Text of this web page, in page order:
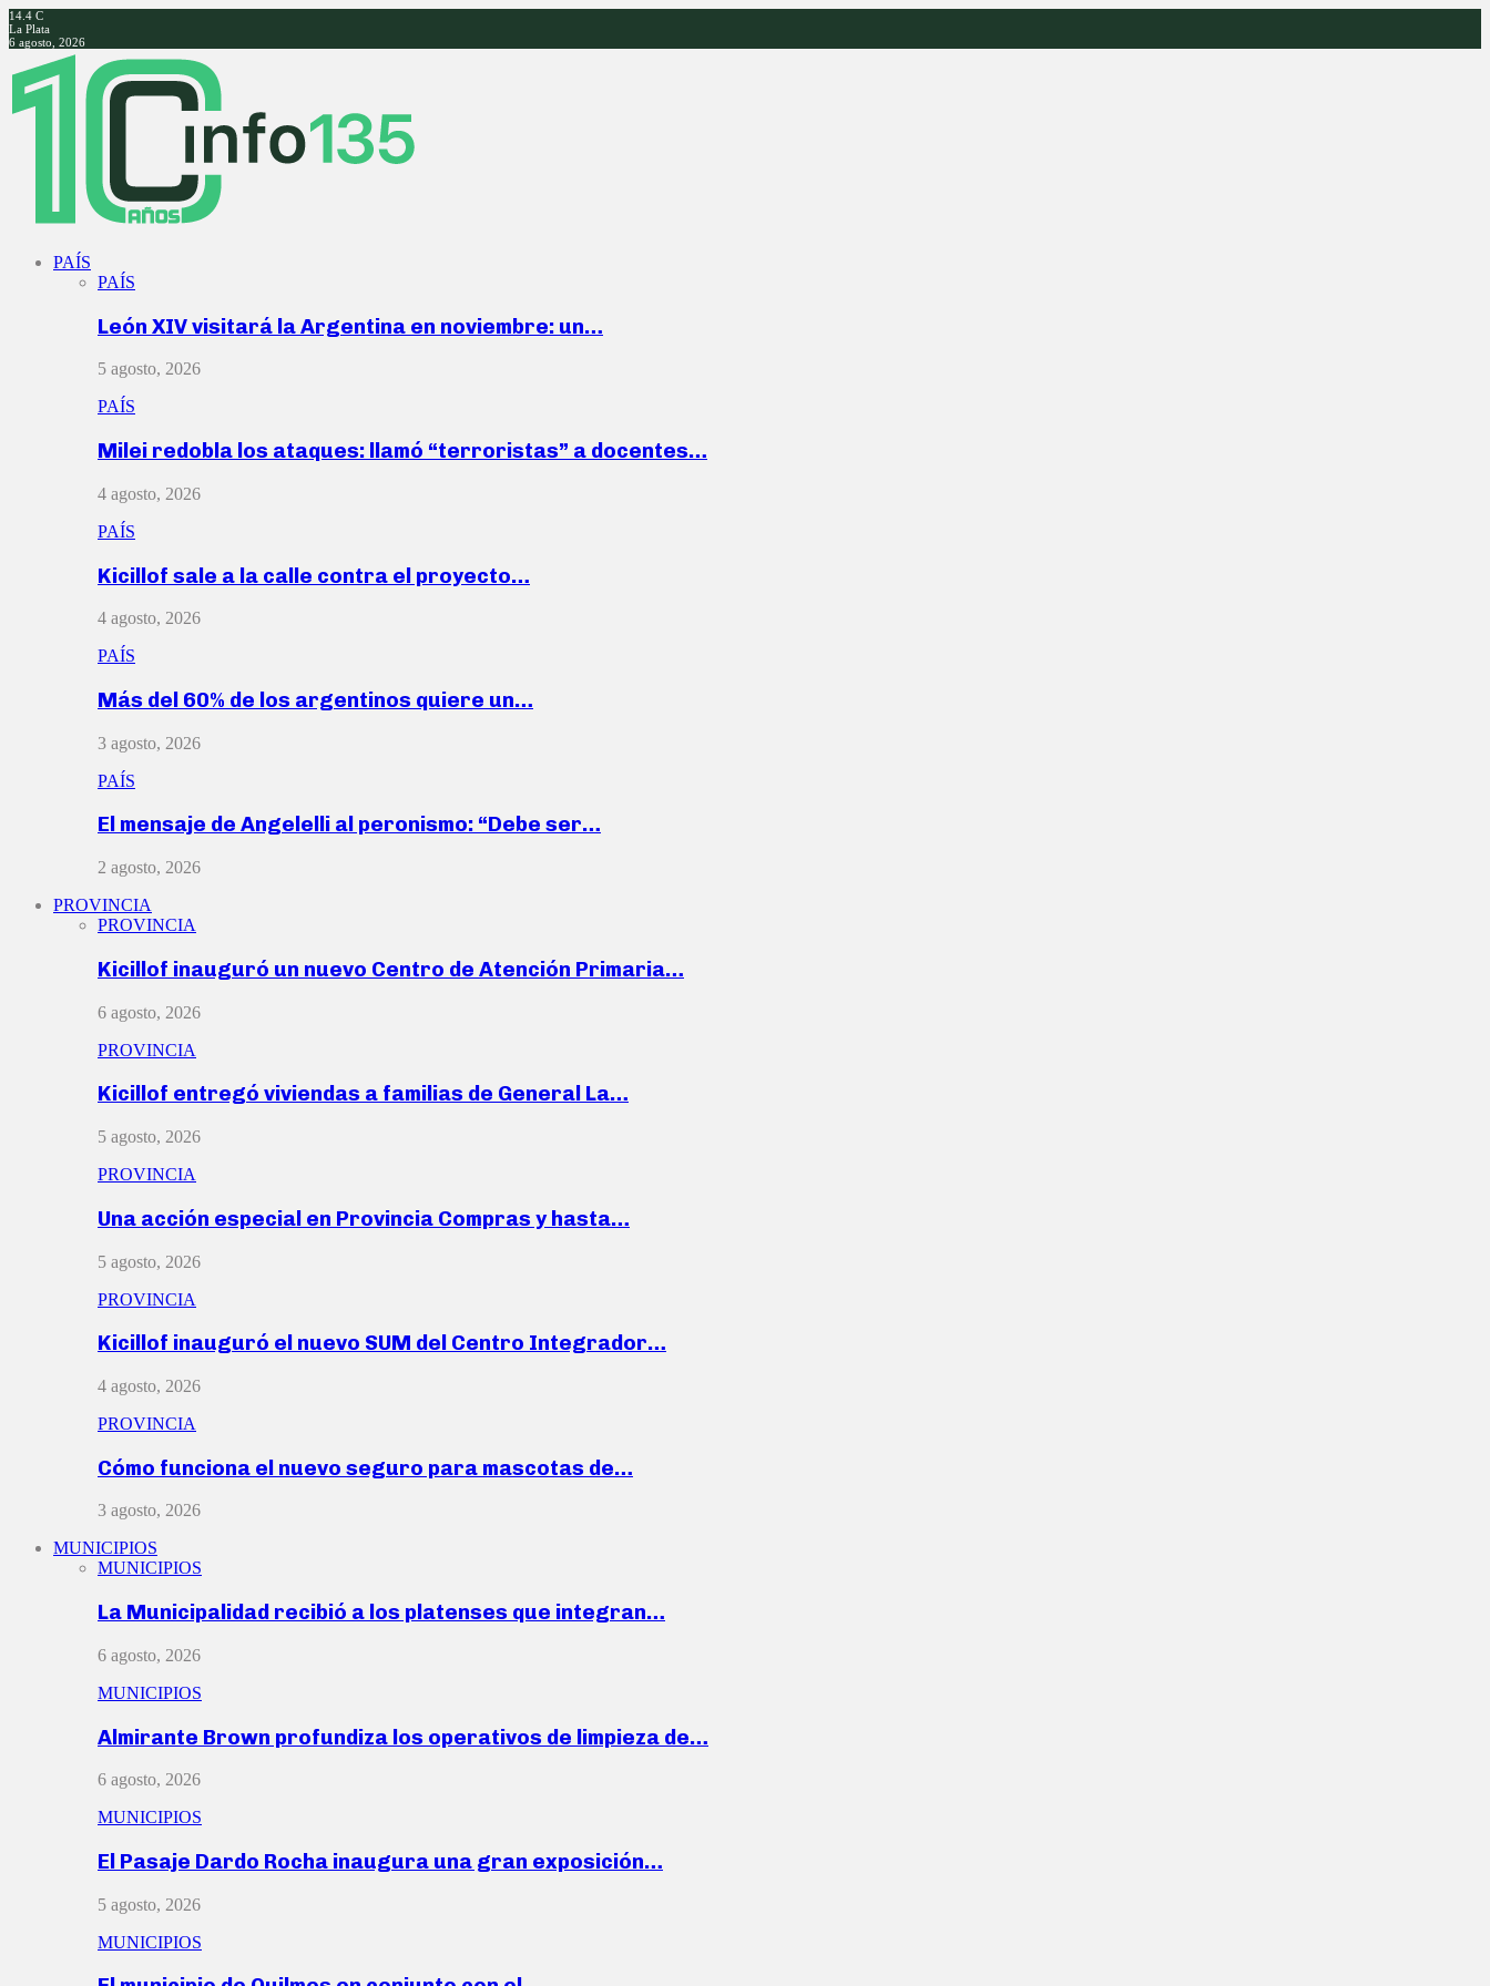
14.4 C
La Plata
6 agosto, 2026
Facebook
Twitter
Instagram
Youtube
PAÍS
PAÍS
León XIV visitará la Argentina en noviembre: un…
5 agosto, 2026
PAÍS
Milei redobla los ataques: llamó “terroristas” a docentes…
4 agosto, 2026
PAÍS
Kicillof sale a la calle contra el proyecto…
4 agosto, 2026
PAÍS
Más del 60% de los argentinos quiere un…
3 agosto, 2026
PAÍS
El mensaje de Angelelli al peronismo: “Debe ser…
2 agosto, 2026
PROVINCIA
PROVINCIA
Kicillof inauguró un nuevo Centro de Atención Primaria…
6 agosto, 2026
PROVINCIA
Kicillof entregó viviendas a familias de General La…
5 agosto, 2026
PROVINCIA
Una acción especial en Provincia Compras y hasta…
5 agosto, 2026
PROVINCIA
Kicillof inauguró el nuevo SUM del Centro Integrador…
4 agosto, 2026
PROVINCIA
Cómo funciona el nuevo seguro para mascotas de…
3 agosto, 2026
MUNICIPIOS
MUNICIPIOS
La Municipalidad recibió a los platenses que integran…
6 agosto, 2026
MUNICIPIOS
Almirante Brown profundiza los operativos de limpieza de…
6 agosto, 2026
MUNICIPIOS
El Pasaje Dardo Rocha inaugura una gran exposición…
5 agosto, 2026
MUNICIPIOS